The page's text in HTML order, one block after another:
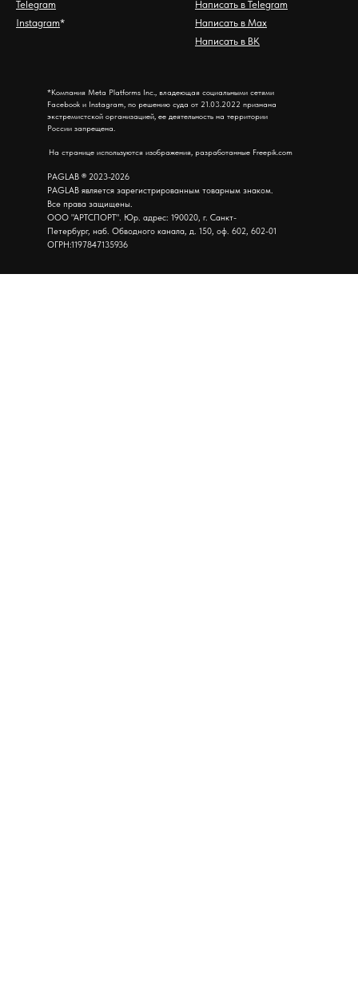
Telegram
Instagram*
Написать в Telegram
Написать в Max
Написать в ВК
*Компания Meta Platforms Inc., владеющая социальными сетями
Facebook и Instagram, по решению суда от 21.03.2022 признана
экстремистской организацией, ее деятельность на территории
России запрещена.
На странице используются изображения, разработанные Freepik.com
PAGLAB ® 2023-2026
PAGLAB является зарегистрированным товарным знаком.
Все права защищены.
ООО "АРТСПОРТ". Юр. адрес: 190020, г. Санкт-
Петербург, наб. Обводного канала, д. 150, оф. 602, 602-01
ОГРН:1197847135936